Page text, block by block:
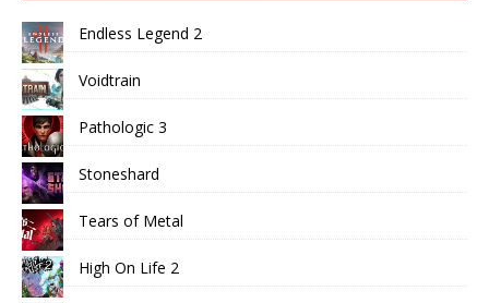
Endless Legend 2
Voidtrain
Pathologic 3
Stoneshard
Tears of Metal
High On Life 2